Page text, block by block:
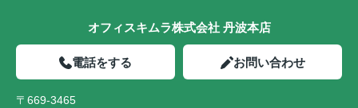
オフィスキムラ株式会社 丹波本店
電話をする お問い合わせ
〒669-3465